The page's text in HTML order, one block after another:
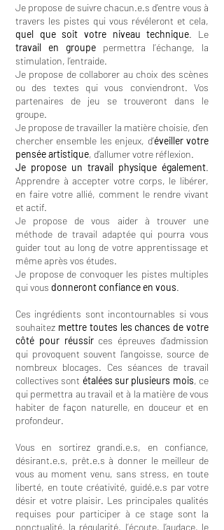
Je propose de suivre chacun.e.s d’entre vous à
travers les pistes qui vous révéleront et cela,
quel que soit votre niveau technique. Le
travail en groupe permettra l’échange, la
stimulation, l’entraide.
Je propose de collaborer au choix des scènes
ou des textes qui vous conviendront. Vos
partenaires de jeu se trouveront dans le
groupe.
Je propose de travailler la matière choisie, d’en
chercher ensemble les enjeux, d’éveiller votre
pensée artistique, d’allumer votre réflexion.
Je propose un travail physique également.
Apprendre à accepter votre corps, le libérer,
en faire votre allié, comment le rendre vivant
et actif.
Je propose de vous aider à trouver une
méthode de travail adaptée qui pourra vous
guider tout au long de votre apprentissage et
même après vos études.
Je propose de convoquer les pistes multiples
qui vous donneront confiance en vous.
Ces ingrédients sont incontournables si vous
souhaitez mettre toutes les chances de votre
côté pour réussirces épreuves d’admission
qui provoquent souvent l’angoisse, source de
nombreux blocages. Ces séances de travail
collectives sont étalées sur plusieurs mois, ce
qui permettra au travail et à la matière de vous
habiter de façon naturelle, en douceur et en
profondeur.
Vous en sortirez grandi.e.s, en confiance,
désirant.e.s, prêt.e.s à donner le meilleur de
vous au moment venu, sans stress, en toute
liberté, en toute créativité, guidé.e.s par votre
désir et votre plaisir. Les principales qualités
requises pour participer à ce stage sont la
ponctualité, la régularité, l’écoute, l’audace, le